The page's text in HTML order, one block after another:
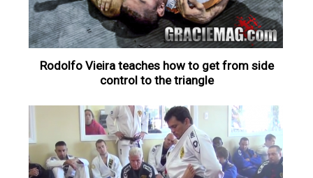
Rodolfo Vieira teaches how to get from side
control to the triangle